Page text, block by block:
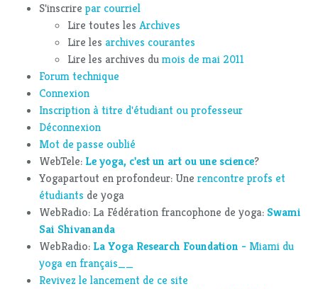
S'inscrire par courriel
Lire toutes les Archives
Lire les archives courantes
Lire les archives dumois de mai 2011
Forum technique
Connexion
Inscription à titre d'étudiant ou professeur
Déconnexion
Mot de passe oublié
WebTele: Le yoga, c'est un art ou une science?
Yogapartout en profondeur: Une rencontre profs et
étudiants de yoga
WebRadio: La Fédération francophone de yoga: Swami
Sai Shivananda
WebRadio: La Yoga Research Foundation - Miami du
yoga en français__
Revivez le lancement de ce site